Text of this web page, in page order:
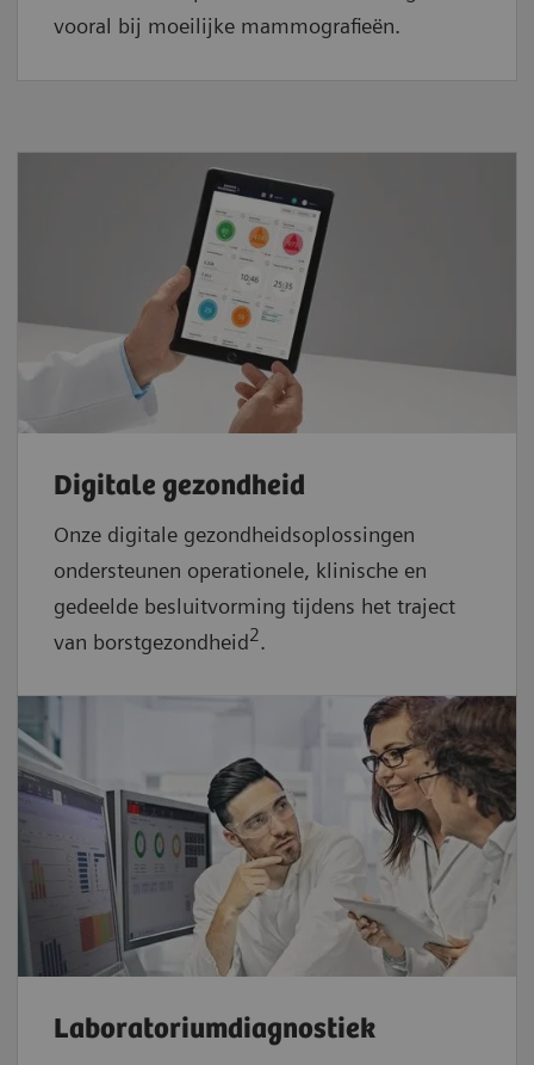
vooral bij moeilijke mammografieën.
Digitale gezondheid
Onze digitale gezondheidsoplossingen
ondersteunen operationele, klinische en
gedeelde besluitvorming tijdens het traject
van borstgezondheid2.
Laboratoriumdiagnostiek